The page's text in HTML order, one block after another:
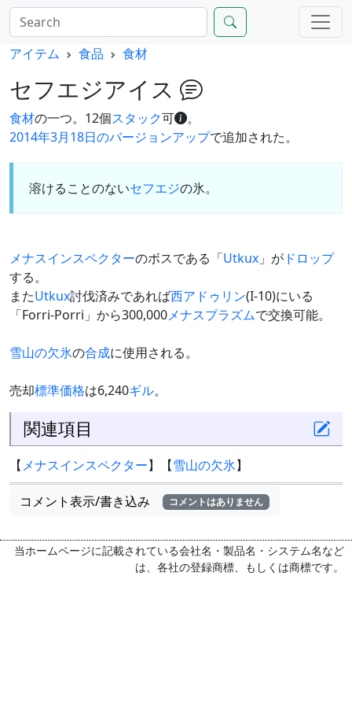
アイテム 食品 食材
セフエジアイス
食材の一つ。12個スタック可
。
2014年3月18日のバージョンアップで追加された。
溶けることのないセフエジの氷。
メナスインスペクターのボスである「Utkux 」が ドロップ
する。
またUtkux討伐済みであれば西アドゥリン(I-10)にいる
「Forri-Porri」から300,000メナスプラズムで交換可能。
雪山の欠氷の合成に使用される。
売却標準価格は6,240ギル。
関連項目
【メナスインスペクター】【雪山の欠氷】
コメント表示/書き込み コメントはありません
当ホームページに記載されている会社名・製品名・システム名など
は、各社の登録商標、もしくは商標です。